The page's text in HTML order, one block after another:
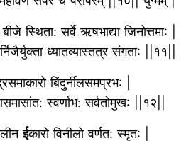
स्थिता: सर्वे ऋषभाद्या जिनोत्तमा: |
ध्यातव्यास्तत्र संगता: ||११||
बिंदुर्नीलसमप्रभ: |
स्वर्णाभ: सर्वतोमुख: ||१२||
ईकारो विनीलो वर्णत: स्मृत: |